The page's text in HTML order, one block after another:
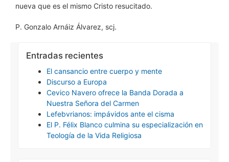
nueva que es el mismo Cristo resucitado.
P. Gonzalo Arnáiz Álvarez, scj.
Entradas recientes
El cansancio entre cuerpo y mente
Discurso a Europa
Cevico Navero ofrece la Banda Dorada a
Nuestra Señora del Carmen
Lefebvrianos: impávidos ante el cisma
El P. Félix Blanco culmina su especialización en
Teología de la Vida Religiosa